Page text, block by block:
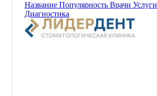
Название Популярность Врачи Услуги
Диагностика